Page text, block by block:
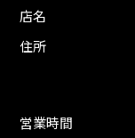
店名
住所
営業時間